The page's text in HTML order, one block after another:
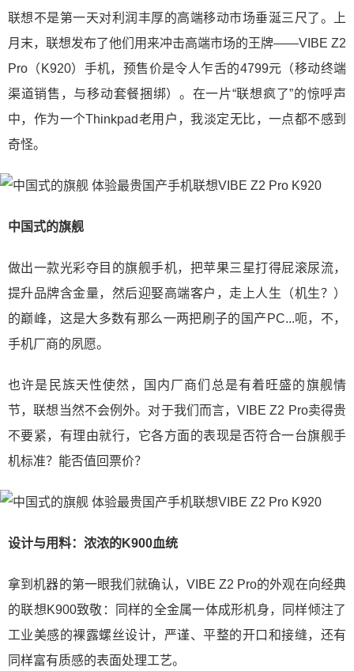
联想不是第一天对利润丰厚的高端移动市场垂涎三尺了。上
月末，联想发布了他们用来冲击高端市场的王牌——VIBE Z2
Pro（K920）手机，预售价是令人乍舌的4799元（移动终端
渠道销售，与移动套餐捆绑）。在一片“联想疯了”的惊呼声
中，作为一个Thinkpad老用户，我淡定无比，一点都不感到
奇怪。
中国式的旗舰
做出一款光彩夺目的旗舰手机，把苹果三星打得屁滚尿流，
提升品牌含金量，然后迎娶高端客户，走上人生（机生？）
的巅峰，这是大多数有那么一两把刷子的国产PC...呃，不，
手机厂商的夙愿。
也许是民族天性使然，国内厂商们总是有着旺盛的旗舰情
节，联想当然不会例外。对于我们而言，VIBE Z2 Pro卖得贵
不要紧，有理由就行，它各方面的表现是否符合一台旗舰手
机标准？能否值回票价？
设计与用料：浓浓的K900血统
拿到机器的第一眼我们就确认，VIBE Z2 Pro的外观在向经典
的联想K900致敬：同样的全金属一体成形机身，同样倾注了
工业美感的裸露螺丝设计，严谨、平整的开口和接缝，还有
同样富有质感的表面处理工艺。